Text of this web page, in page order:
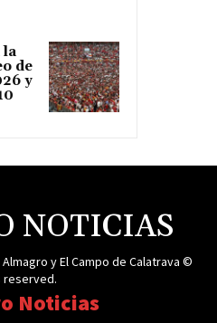
la
de
y
NOTICIAS
y El Campo de Calatrava ©
reserved.
Noticias